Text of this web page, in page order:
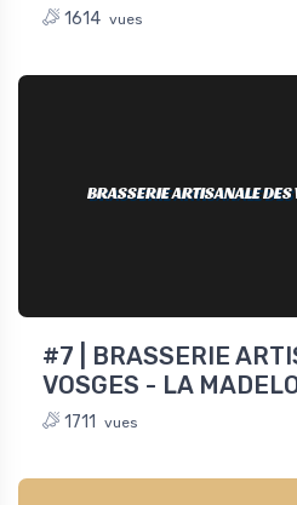
1614 vues
BRASSERIE ARTISANALE
#7 | BRASSERIE
VOSGES - LA
1711 vues